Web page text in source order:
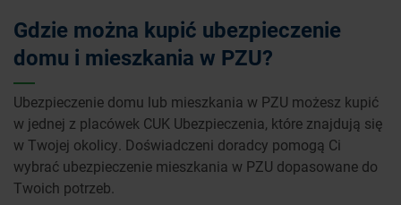
Gdzie można kupić ubezpieczenie
domu i mieszkania w PZU?
Ubezpieczenie domu lub mieszkania w PZU możesz kupić
w jednej z placówek CUK Ubezpieczenia, które znajdują się
w Twojej okolicy. Doświadczeni doradcy pomogą Ci
wybrać ubezpieczenie mieszkania w PZU dopasowane do
Twoich potrzeb.